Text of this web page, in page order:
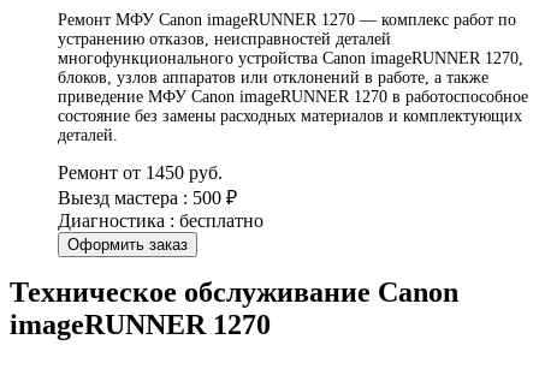
Ремонт МФУ Canon imageRUNNER 1270 — комплекс работ по
устранению отказов, неисправностей деталей
многофункционального устройства Canon imageRUNNER 1270,
блоков, узлов аппаратов или отклонений в работе, а также
приведение МФУ Canon imageRUNNER 1270 в работоспособное
состояние без замены расходных материалов и комплектующих
деталей.
Ремонт от 1450 руб.
Выезд мастера : 500 ₽
Диагностика : бесплатно
Оформить заказ
Техническое обслуживание Canon
imageRUNNER 1270